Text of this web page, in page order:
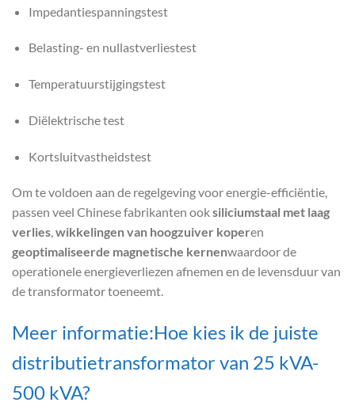
Impedantiespanningstest
Belasting- en nullastverliestest
Temperatuurstijgingstest
Diëlektrische test
Kortsluitvastheidstest
Om te voldoen aan de regelgeving voor energie-efficiëntie,
passen veel Chinese fabrikanten ooksiliciumstaal met laag
verlies,wikkelingen van hoogzuiver koperen
geoptimaliseerde magnetische kernenwaardoor de
operationele energieverliezen afnemen en de levensduur van
de transformator toeneemt.
Meer informatie:Hoe kies ik de juiste
distributietransformator van 25 kVA-
500 kVA?